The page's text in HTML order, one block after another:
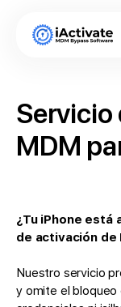
Servicio
MDM
¿Tu iPhone está
de activación de
Nuestro servicio
y omite el